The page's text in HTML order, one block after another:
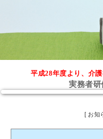
平成28年度より、介
実務者
[ お